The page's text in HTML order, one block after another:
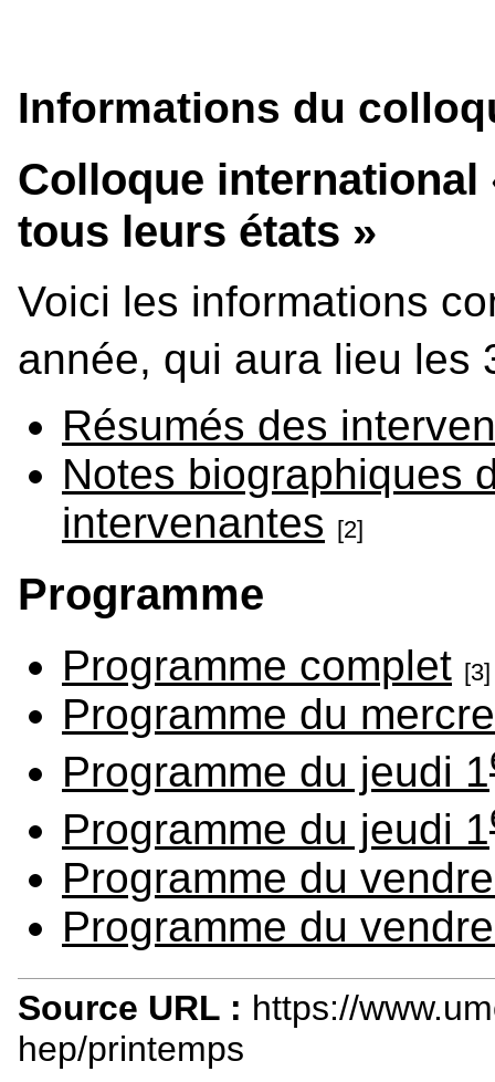
Informations du
Colloque
tous leurs états »
Voici les informations
année, qui aura lieu les
Résumés des
Notes biographiques
intervenantes
[2]
Programme
Programme complet [3]
Programme du
Programme du jeudi 1
Programme du jeudi 1
Programme du
Programme du
Source URL : https://
hep/printemps